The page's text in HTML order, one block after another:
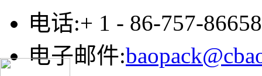
电话:+ 1 - 86-757-
电子邮件: